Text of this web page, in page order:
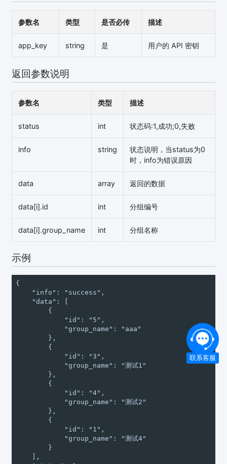
参数名 类型 是否必传 描述
app_key string 是 用户的 API 密钥
返回参数说明
参数名 类型 描述
status int 状态码:1,成功;0,失败
info string
状态说明，当status为0
时，info为错误原因
data array 返回的数据
data[i].id int 分组编号
data[i].group_name int 分组名称
示例
{
    "info": "success",
    "data": [
        {
            "id": "5",
            "group_name": "aaa"
        },
        {
            "id": "3",
            "group_name": "测试1"
        },
        {
            "id": "4",
            "group_name": "测试2"
        },
        {
            "id": "1",
            "group_name": "测试4"
        }
    ],
联系客服